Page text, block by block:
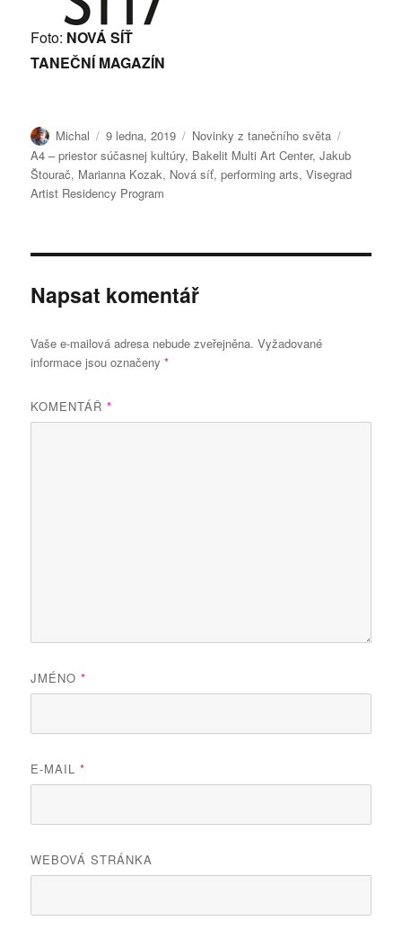
Foto: NOVÁ SÍŤ
TANEČNÍ MAGAZÍN
Autor:
Michal Publikováno:
9 ledna, 2019 Rubriky:
Novinky z tanečního světa
A4 – priestor súčasnej kultúry, Bakelit Multi Art Center,Jakub
Štourač, Marianna Kozak, Nová síť,performing arts,Visegrad
Artist Residency Program
Napsat komentář
Vaše e-mailová adresa nebude zveřejněna. Vyžadované
informace jsou označeny*
KOMENTÁŘ*
JMÉNO*
E-MAIL*
WEBOVÁ STRÁNKA